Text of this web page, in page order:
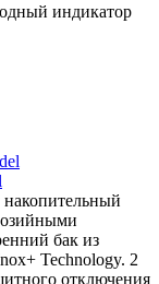
индикатор
бак из
Technology. 2
отключения